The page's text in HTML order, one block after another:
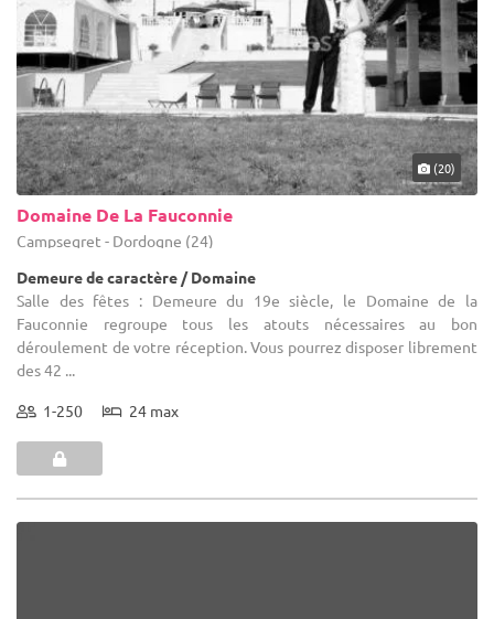
(20)
Domaine De La Fauconnie
Campsegret - Dordogne (24)
Demeure de caractère / Domaine
Salle des fêtes : Demeure du 19e siècle, le Domaine de la
Fauconnie regroupe tous les atouts nécessaires au bon
déroulement de votre réception. Vous pourrez disposer librement
des 42 ...
1-250 24 max